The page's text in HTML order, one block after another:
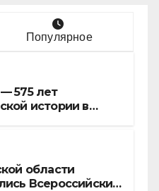
Популярное
575 лет
истории в
области
Всероссийские